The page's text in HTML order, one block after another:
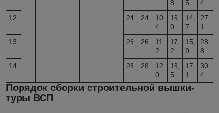
8
5
4
12
24 24
10
4
16,
0
14,
7
27
1
13
26 26
11
2
17,
2
15,
9
28
8
14
28 28
12
0
18,
5
17,
1
30
4
Порядок сборки строительной вышки-
туры ВСП